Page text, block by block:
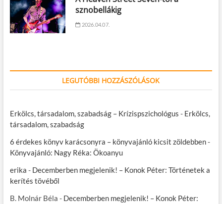
sznobellákig
2026.04.07.
LEGUTÓBBI HOZZÁSZÓLÁSOK
Erkölcs, társadalom, szabadság – Krízispszichológus - Erkölcs,
társadalom, szabadság
6 érdekes könyv karácsonyra – könyvajánló kicsit zöldebben-
Könyvajánló: Nagy Réka: Ökoanyu
erika - Decemberben megjelenik! – Konok Péter: Történetek a
kerítés tövéből
B. Molnár Béla - Decemberben megjelenik! – Konok Péter: